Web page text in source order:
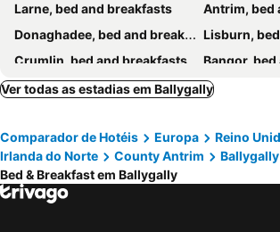
Larne, bed and breakfasts
Antrim, bed
Donaghadee, bed and breakfasts
Lisburn,
Crumlin, bed and breakfasts
Bangor,
Carrickfergus, bed and breakfasts
Ballintoy,
Randalstown, bed and breakfasts
Ballymoney,
Portpatrick, bed and breakfasts
Holywood,
Newtownabbey, bed and breakfasts
Ver todas as estadias em Ballygally
Comparador de Hotéis Europa
Reino
Irlanda do Norte
County Antrim
Ballygally
Bed & Breakfast em Ballygally